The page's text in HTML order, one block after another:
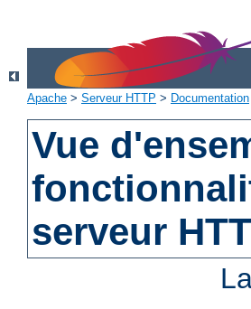
Apache > Serveur HTTP > Documentation
Vue
serveur